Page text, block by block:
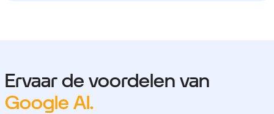
Ervaar de voordelen van
Google AI.